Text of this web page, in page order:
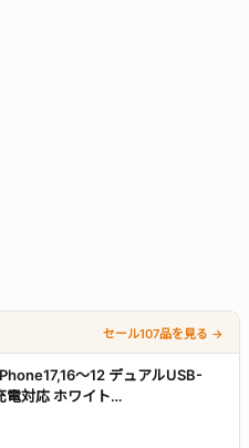
セール107品を見る →
～12 デュアルUSB-
対応 ホワイト